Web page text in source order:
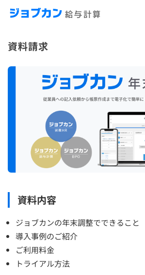
資料請求
資料内容
ジョブカンの年末調整でできること
導入事例のご紹介
ご利用料金
トライアル方法